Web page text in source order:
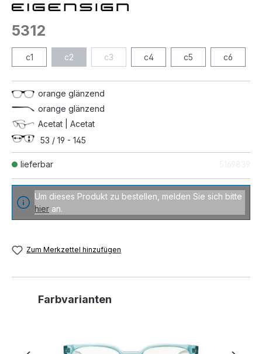
lieferbar
5312
c1 c2 c3 c4 c5 c6
orange glänzend
orange glänzend
Acetat | Acetat
53 / 19 - 145
Um dieses Produkt zu bestellen, melden Sie sich bitte
hier an.
Zum Merkzettel hinzufügen
Produktgalerie überspringen
Farbvarianten